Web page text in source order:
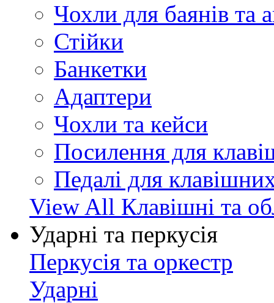
Чохли для баянів та
Стійки
Банкетки
Адаптери
Чохли та кейси
Посилення для
Педалі для
View All Клавішні та
Ударні та перкусія
Перкусія та оркестр
Ударні